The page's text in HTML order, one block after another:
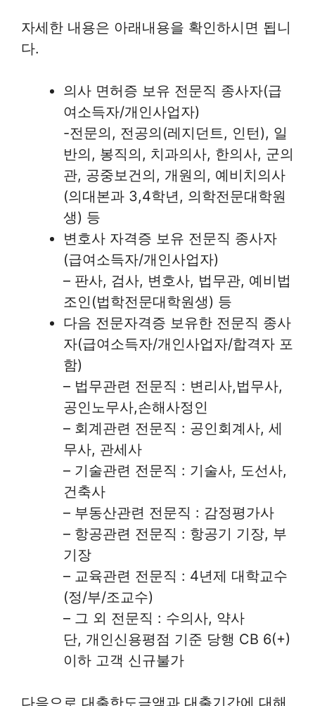
자세한 내용은 아래내용을 확인하시면 됩니
다.
의사 면허증 보유 전문직 종사자(급
여소득자/개인사업자)
-전문의, 전공의(레지던트, 인턴), 일
반의, 봉직의, 치과의사, 한의사, 군의
관, 공중보건의, 개원의, 예비치의사
(의대본과 3,4학년, 의학전문대학원
생) 등
변호사 자격증 보유 전문직 종사자
(급여소득자/개인사업자)
– 판사, 검사, 변호사, 법무관, 예비법
조인(법학전문대학원생) 등
다음 전문자격증 보유한 전문직 종사
자(급여소득자/개인사업자/합격자 포
함)
– 법무관련 전문직 : 변리사,법무사,
공인노무사,손해사정인
– 회계관련 전문직 : 공인회계사, 세
무사, 관세사
– 기술관련 전문직 : 기술사, 도선사,
건축사
– 부동산관련 전문직 : 감정평가사
– 항공관련 전문직 : 항공기 기장, 부
기장
– 교육관련 전문직 : 4년제 대학교수
(정/부/조교수)
– 그 외 전문직 : 수의사, 약사
단, 개인신용평점 기준 당행 CB 6(+)
이하 고객 신규불가